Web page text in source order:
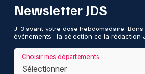
Newsletter JDS
J-3 avant votre dose hebdomadaire. Bons
événements : la sélection de la rédaction
Choisir mes départements